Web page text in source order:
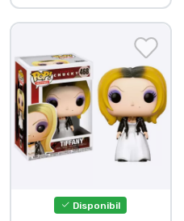
Disponibil